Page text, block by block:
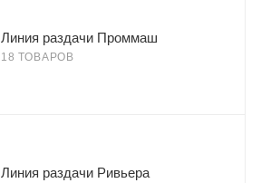
Линия раздачи Проммаш
18 ТОВАРОВ
Линия раздачи Ривьера